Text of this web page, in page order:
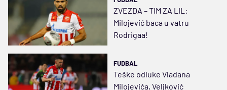
ZVEZDA – TIM ZA LIL:
Milojević baca u vatru
Rodrigaa!
FUDBAL
Teške odluke Vladana
Milojevića, Veljković